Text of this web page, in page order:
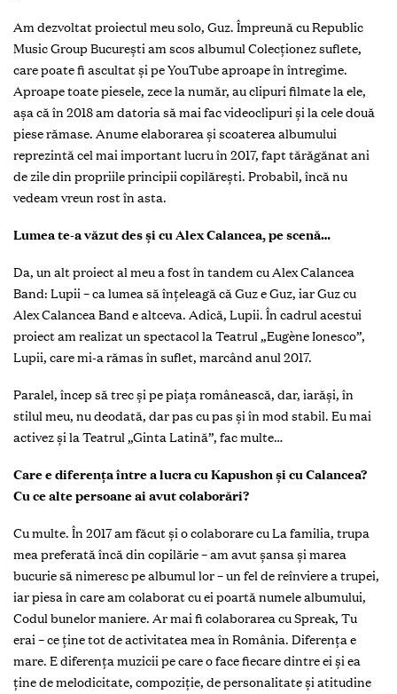
Am dezvoltat proiectul meu solo, Guz. Împreună cu Republic
Music Group Bucureşti am scos albumul Colecţionez suflete,
care poate fi ascultat şi pe YouTube aproape în întregime.
Aproape toate piesele, zece la număr, au clipuri filmate la ele,
aşa că în 2018 am datoria să mai fac videoclipuri şi la cele două
piese rămase. Anume elaborarea şi scoaterea albumului
reprezintă cel mai important lucru în 2017, fapt tărăgănat ani
de zile din propriile principii copilăreşti. Probabil, încă nu
vedeam vreun rost în asta.
Lumea te-a văzut des şi cu Alex Calancea, pe scenă…
Da, un alt proiect al meu a fost în tandem cu Alex Calancea
Band: Lupii – ca lumea să înţeleagă că Guz e Guz, iar Guz cu
Alex Calancea Band e altceva. Adică, Lupii. În cadrul acestui
proiect am realizat un spectacol la Teatrul „Eugène Ionesco”,
Lupii, care mi-a rămas în suflet, marcând anul 2017.
Paralel, încep să trec şi pe piaţa românească, dar, iarăşi, în
stilul meu, nu deodată, dar pas cu pas şi în mod stabil. Eu mai
activez şi la Teatrul „Ginta Latină”, fac multe…
Care e diferenţa între a lucra cu Kapushon şi cu Calancea?
Cu ce alte persoane ai avut colaborări?
Cu multe. În 2017 am făcut şi o colaborare cu La familia, trupa
mea preferată încă din copilărie – am avut şansa şi marea
bucurie să nimeresc pe albumul lor – un fel de reînviere a trupei,
iar piesa în care am colaborat cu ei poartă numele albumului,
Codul bunelor maniere. Ar mai fi colaborarea cu Spreak, Tu
erai – ce ţine tot de activitatea mea în România. Diferenţa e
mare. E diferenţa muzicii pe care o face fiecare dintre ei şi ea
ţine de melodicitate, compoziţie, de personalitate şi atitudine